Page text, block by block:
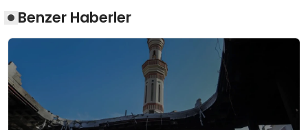
Benzer Haberler